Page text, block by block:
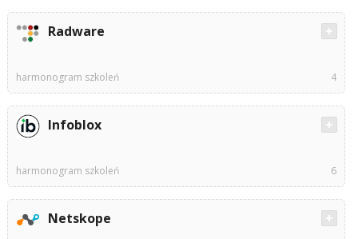
Radware
harmonogram szkoleń 4
Infoblox
harmonogram szkoleń 6
Netskope